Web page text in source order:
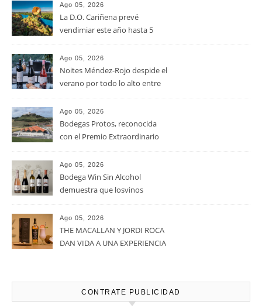
Ago 05, 2026
La D.O. Cariñena prevé
vendimiar este año hasta 5
que en 2025
Ago 05, 2026
Noites Méndez-Rojo despide el
verano por todo lo alto entre
Ago 05, 2026
Bodegas Protos, reconocida
con el Premio Extraordinario
casi un siglo de excelencia
vitivinícola
Ago 05, 2026
Bodega Win Sin Alcohol
demuestra que losvinos
calidadcomienzan a diseñarse
en el viñedo
Ago 05, 2026
THE MACALLAN Y JORDI ROCA
DAN VIDA A UNA EXPERIENCIA
HARMONY COLLECTION
CONTRATE PUBLICIDAD